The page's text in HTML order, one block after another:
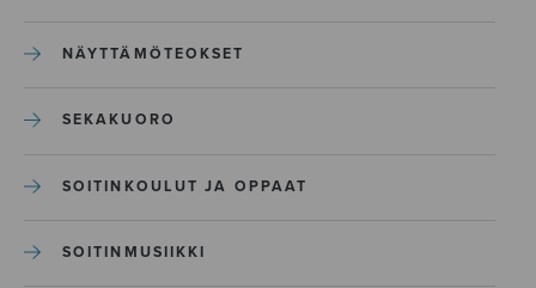
NÄYTTÄMÖTEOKSET
SEKAKUORO
SOITINKOULUT JA OPPAAT
SOITINMUSIIKKI